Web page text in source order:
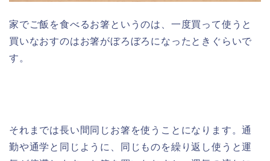
家でご飯を食べるお箸というのは、一度買って使うと
買いなおすのはお箸がぼろぼろになったときぐらいで
す。
それまでは長い間同じお箸を使うことになります。通
勤や通学と同じように、同じものを繰り返し使うと運